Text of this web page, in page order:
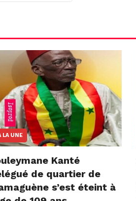
LA UNE
Kanté
de quartier de
s’est éteint à